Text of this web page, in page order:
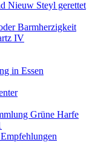
Nieuw Steyl gerettet
Barmherzigkeit
IV
in Essen
Grüne Harfe